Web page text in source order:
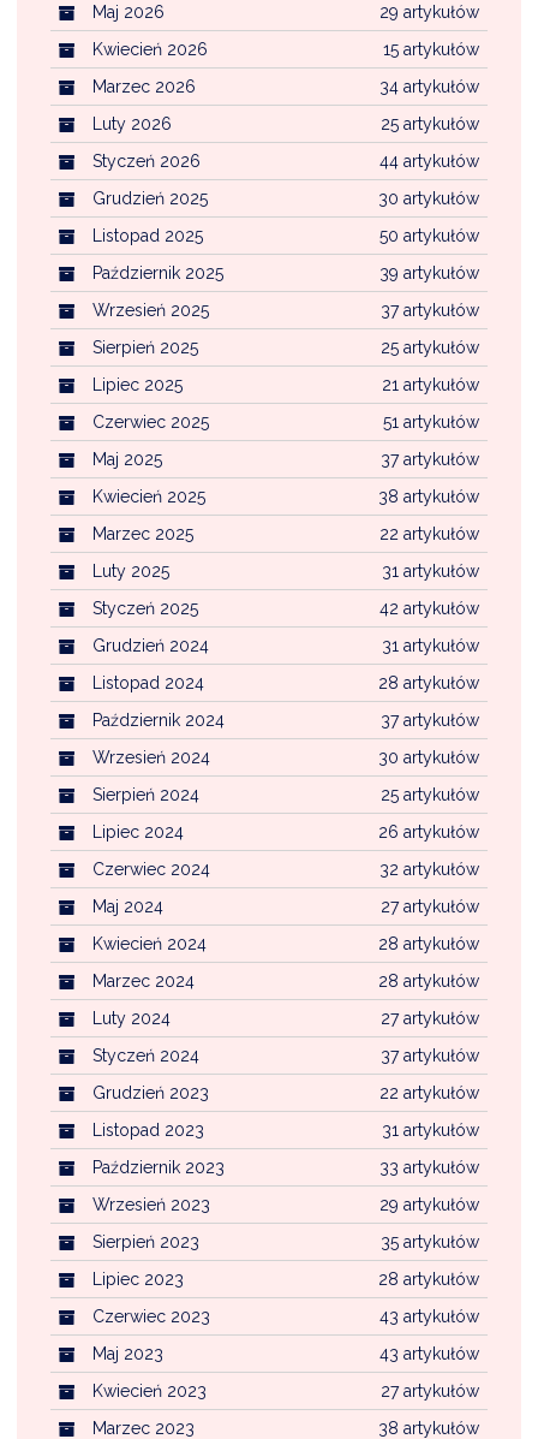
29 artykułów
Maj 2026
15 artykułów
Kwiecień 2026
34 artykułów
Marzec 2026
25 artykułów
Luty 2026
44 artykułów
Styczeń 2026
30 artykułów
Grudzień 2025
50 artykułów
Listopad 2025
39 artykułów
Październik 2025
37 artykułów
Wrzesień 2025
25 artykułów
Sierpień 2025
21 artykułów
Lipiec 2025
51 artykułów
Czerwiec 2025
37 artykułów
Maj 2025
38 artykułów
Kwiecień 2025
22 artykułów
Marzec 2025
31 artykułów
Luty 2025
42 artykułów
Styczeń 2025
31 artykułów
Grudzień 2024
28 artykułów
Listopad 2024
37 artykułów
Październik 2024
30 artykułów
Wrzesień 2024
25 artykułów
Sierpień 2024
26 artykułów
Lipiec 2024
32 artykułów
Czerwiec 2024
27 artykułów
Maj 2024
28 artykułów
Kwiecień 2024
28 artykułów
Marzec 2024
27 artykułów
Luty 2024
37 artykułów
Styczeń 2024
22 artykułów
Grudzień 2023
31 artykułów
Listopad 2023
33 artykułów
Październik 2023
29 artykułów
Wrzesień 2023
35 artykułów
Sierpień 2023
28 artykułów
Lipiec 2023
43 artykułów
Czerwiec 2023
43 artykułów
Maj 2023
27 artykułów
Kwiecień 2023
38 artykułów
Marzec 2023